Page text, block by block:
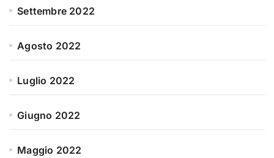
Settembre 2022
Agosto 2022
Luglio 2022
Giugno 2022
Maggio 2022